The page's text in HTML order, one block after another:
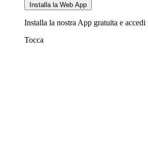
Installa la Web App
Installa la nostra App gratuita e
Tocca